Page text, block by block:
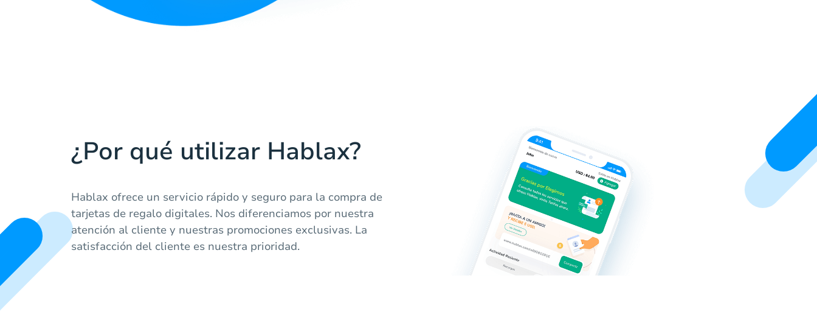
¿Por qué utilizar Hablax?
Hablax ofrece un servicio rápido y seguro para la compra de
tarjetas de regalo digitales. Nos diferenciamos por nuestra
atención al cliente y nuestras promociones exclusivas. La
satisfacción del cliente es nuestra prioridad.